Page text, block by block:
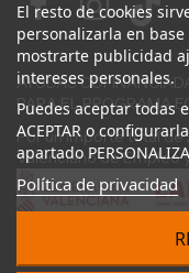
El resto de cookies
personalizarla en
mostrarte publicidad
intereses personales.
Puedes aceptar todas
ACEPTAR o
apartado
Política de privacidad
AYUDAS
PARA EL PROGRAMA
Por un importe total de
Valenciano de Empleo